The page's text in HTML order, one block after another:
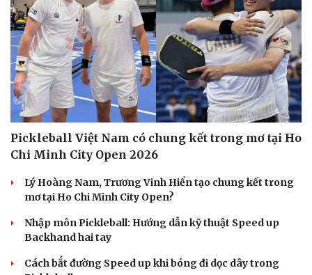
Pickleball Việt Nam có chung kết trong mơ tại Ho
Chi Minh City Open 2026
Lý Hoàng Nam, Trương Vinh Hiển tạo chung kết trong
mơ tại Ho Chi Minh City Open?
Nhập môn Pickleball: Hướng dẫn kỹ thuật Speed up
Backhand hai tay
Cách bắt đường Speed up khi bóng đi dọc dây trong